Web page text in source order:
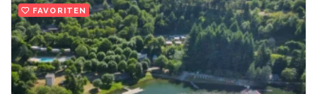
FAVORITEN